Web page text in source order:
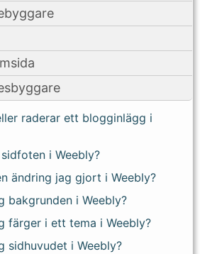
raderar ett blogginlägg i
i Weebly?
ändring jag gjort i Weebly?
bakgrunden i Weebly?
färger i ett tema i Weebly?
sidhuvudet i Weebly?